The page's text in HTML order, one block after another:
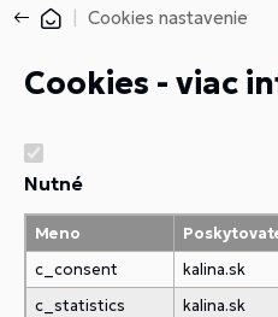
Cookies nastavenie
Cookies - viac
Nutné
Meno
c_consent
kalina.sk
c_statistics
kalina.sk